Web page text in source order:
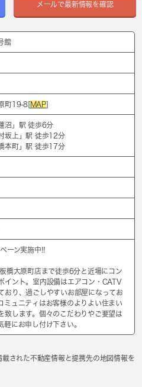
メールで最新情報を確認
館
町19-8[MAP]
沼 」駅 徒歩6分
坂上 」駅 徒歩12分
本町」駅 徒歩17分
ーン実施中!!
橋大原町店まで徒歩6分と近場にコン
イント。室内設備はエアコン・CATV
おり、過ごしやすいお部屋になってお
ュニティはお客様のよりよい住まい
致します。個々のこだわりやご要望は
軽にお申し付け下さい。
された不動産情報と提携先の地図情報を